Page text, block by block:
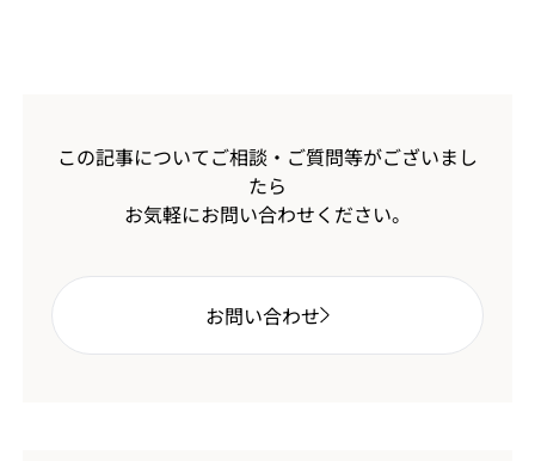
この記事についてご相談・ご質問等がございまし
たら
お気軽にお問い合わせください。
お問い合わせ